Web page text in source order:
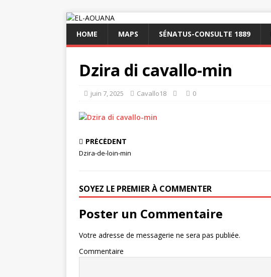
HOME MAPS SÉNATUS-CONSULTE 1889
Dzira di cavallo-min
juin 7, 2025 Cavallo18 0
PRÉCÉDENT
Dzira-de-loin-min
SOYEZ LE PREMIER À COMMENTER
Poster un Commentaire
Votre adresse de messagerie ne sera pas publiée.
Commentaire